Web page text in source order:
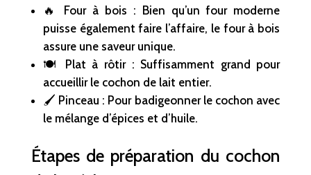
🔥 Four à bois : Bien qu’un four moderne
puisse également faire l’affaire, le four à bois
assure une saveur unique.
🍽 Plat à rôtir : Suffisamment grand pour
accueillir le cochon de lait entier.
🖌 Pinceau : Pour badigeonner le cochon avec
le mélange d’épices et d’huile.
Étapes de préparation du cochon